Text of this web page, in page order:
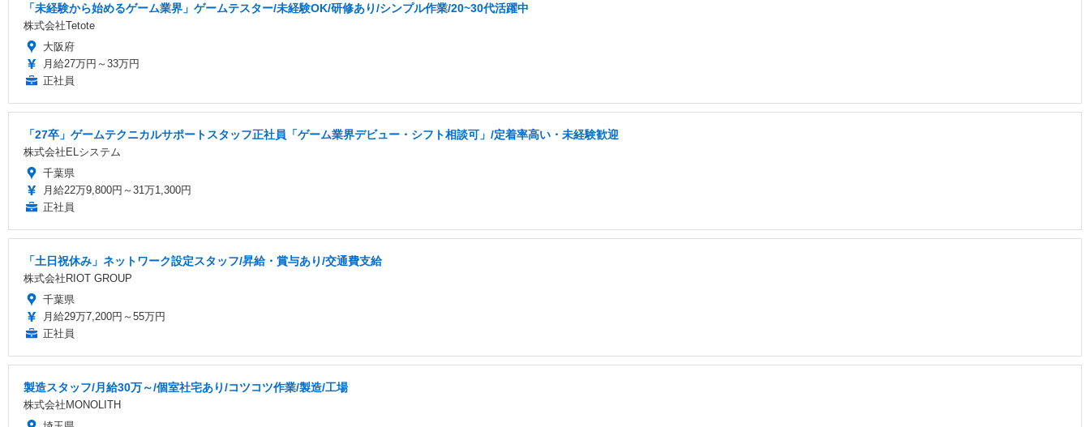
「未経験から始めるゲーム業界」ゲームテスター/未経験OK/研修あり/シンプル作業/20~30代活躍中
株式会社Tetote
大阪府
月給27万円～33万円
正社員
「27卒」ゲームテクニカルサポートスタッフ正社員「ゲーム業界デビュー・シフト相談可」/定着率高い・未経験歓迎
株式会社ELシステム
千葉県
月給22万9,800円～31万1,300円
正社員
「土日祝休み」ネットワーク設定スタッフ/昇給・賞与あり/交通費支給
株式会社RIOT GROUP
千葉県
月給29万7,200円～55万円
正社員
製造スタッフ/月給30万～/個室社宅あり/コツコツ作業/製造/工場
株式会社MONOLITH